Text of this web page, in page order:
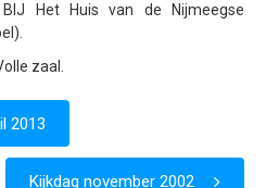
BIJ Het Huis van de Nijmeegse
zaal.
2013
Kijkdag november 2002